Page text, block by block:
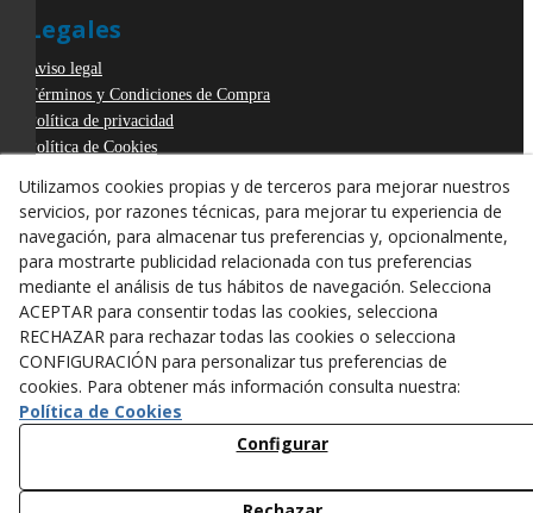
Legales
Aviso legal
Términos y Condiciones de Compra
Política de privacidad
Política de Cookies
Derecho de desistimiento
Utilizamos cookies propias y de terceros para mejorar nuestros
servicios, por razones técnicas, para mejorar tu experiencia de
navegación, para almacenar tus preferencias y, opcionalmente,
para mostrarte publicidad relacionada con tus preferencias
mediante el análisis de tus hábitos de navegación. Selecciona
ACEPTAR para consentir todas las cookies, selecciona
RECHAZAR para rechazar todas las cookies o selecciona
CONFIGURACIÓN para personalizar tus preferencias de
cookies. Para obtener más información consulta nuestra:
Política de Cookies
Configurar